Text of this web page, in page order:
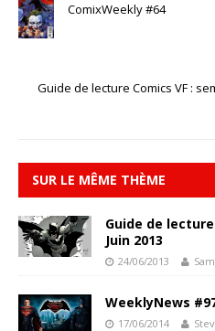
ComixWeekly #64
Guide de lecture Comics VF :
SUR LE MÊME THÈME
Guide de
Juin 2013
24/06/2013 Sam
WeeklyNews
17/06/2014